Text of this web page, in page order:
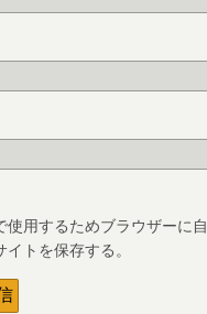
使用するためブラウザーに
トを保存する。